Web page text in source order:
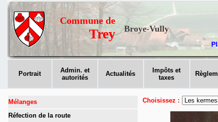
Commune de
Broye-Vully
Trey
Portrait
Admin. et
autorités
Actualités
Impôts et
taxes
Mélanges
Réfection de la route
Choisissez :